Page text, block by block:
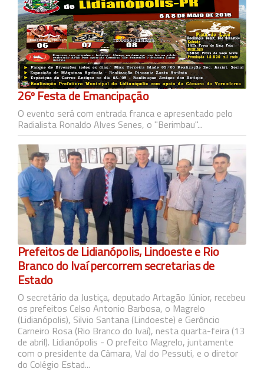
26º Festa de Emancipação
O evento será com entrada franca e apresentado pelo
Radialista Ronaldo Alves Senes, o "Berimbau"...
Prefeitos de Lidianópolis, Lindoeste e Rio
Branco do Ivaí percorrem secretarias de
Estado
O secretário da Justiça, deputado Artagão Júnior, recebeu
os prefeitos Celso Antonio Barbosa, o Magrelo
(Lidianópolis), Silvio Santana (Lindoeste) e Gerôncio
Carneiro Rosa (Rio Branco do Ivaí), nesta quarta-feira (13
de abril). Lidianópolis - O prefeito Magrelo, juntamente
com o presidente da Câmara, Val do Pessuti, e o diretor
do Colégio Estad...